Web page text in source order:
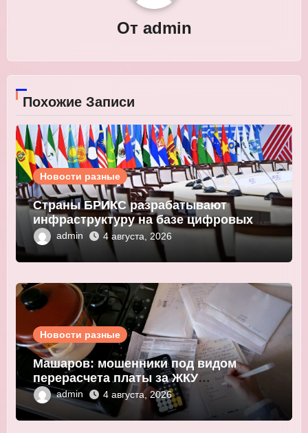
От admin
Похожие Записи
Новости разные
Страны БРИКС разрабатывают
инфраструктуру на базе цифровых
валют центробанков
admin 4 августа, 2026
Новости разные
Машаров: мошенники под видом
перерасчета платы за ЖКУ
выманивают персональные данные
admin 4 августа, 2026